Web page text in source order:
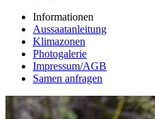
Informationen
Aussaatanleitung
Klimazonen
Photogalerie
Impressum/AGB
Samen anfragen